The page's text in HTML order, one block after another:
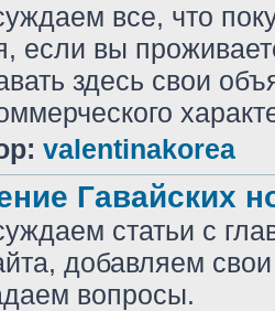
все, что
если вы
здесь свои
valentinakorea
Гавайских
статьи с
добавляем
вопросы.